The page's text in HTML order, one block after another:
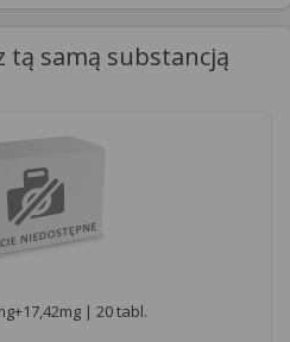
samą substancją
| 20 tabl.